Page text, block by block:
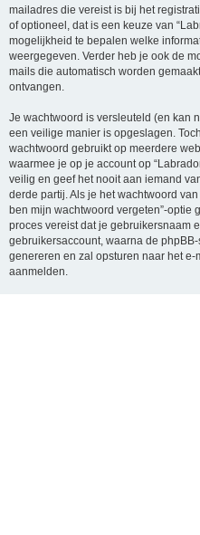
mailadres die vereist is bij het
of optioneel, dat is een keuze van
mogelijkheid te bepalen welke
weergegeven. Verder heb je ook de
mails die automatisch worden
ontvangen.
Je wachtwoord is versleuteld (en kan
een veilige manier is opgeslagen.
wachtwoord gebruikt op meerdere
waarmee je op je account op
veilig en geef het nooit aan iemand
derde partij. Als je het wachtwoord
ben mijn wachtwoord vergeten”-optie
proces vereist dat je gebruikersnaam
gebruikersaccount, waarna de
genereren en zal opsturen naar het
aanmelden.